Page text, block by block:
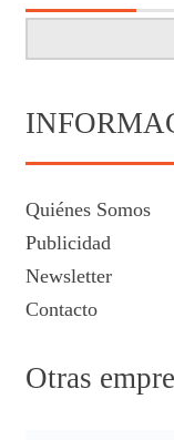
Quiénes Somos
Publicidad
Newsletter
Contacto
Otras